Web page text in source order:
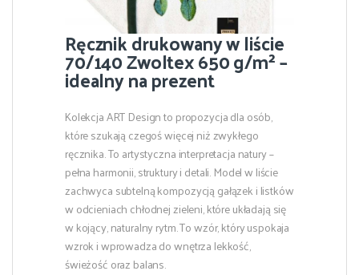
Ręcznik drukowany w liście
70/140 Zwoltex 650 g/m² –
idealny na prezent
Kolekcja ART Design to propozycja dla osób,
które szukają czegoś więcej niż zwykłego
ręcznika. To artystyczna interpretacja natury –
pełna harmonii, struktury i detali. Model w liście
zachwyca subtelną kompozycją gałązek i listków
w odcieniach chłodnej zieleni, które układają się
w kojący, naturalny rytm. To wzór, który uspokaja
wzrok i wprowadza do wnętrza lekkość,
świeżość oraz balans.